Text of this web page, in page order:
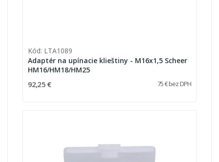
Kód: LTA1089
Adaptér na upínacie klieštiny - M16x1,5 Scheer
HM16/HM18/HM25
92,25 € 75 € bez DPH